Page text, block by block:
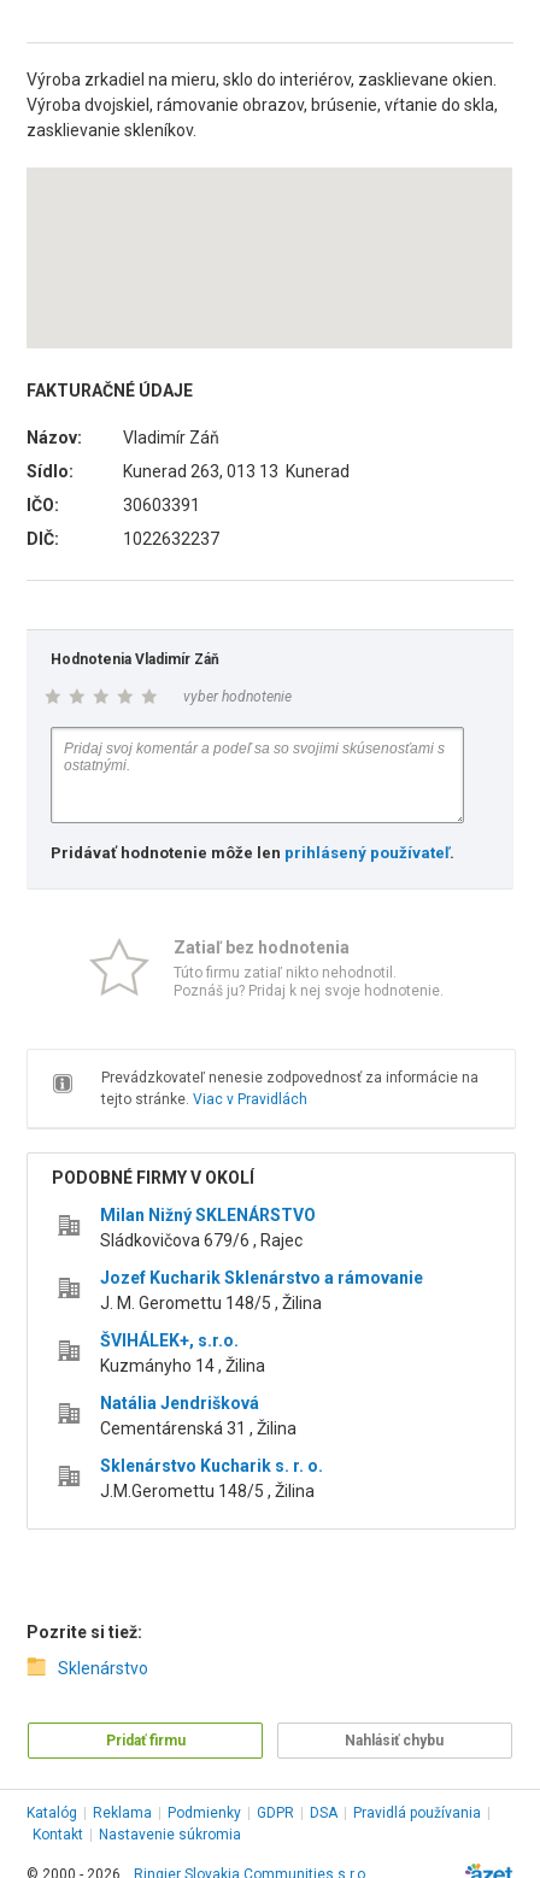
Výroba zrkadiel na mieru, sklo do interiérov, zasklievane okien.
Výroba dvojskiel, rámovanie obrazov, brúsenie, vŕtanie do skla,
zasklievanie skleníkov.
FAKTURAČNÉ ÚDAJE
Názov:
Vladimír Záň
Sídlo:
Kunerad 263, 013 13 Kunerad
IČO:
30603391
DIČ:
1022632237
Hodnotenia Vladimír Záň
vyber hodnotenie
Pridávať hodnotenie môže len prihlásený používateľ.
Zatiaľ bez hodnotenia
Túto firmu zatiaľ nikto nehodnotil.
Poznáš ju? Pridaj k nej svoje hodnotenie.
Prevádzkovateľ nenesie zodpovednosť za informácie na
tejto stránke. Viac v Pravidlách
PODOBNÉ FIRMY V OKOLÍ
Milan Nižný SKLENÁRSTVO
Sládkovičova 679/6 , Rajec
Jozef Kucharik Sklenárstvo a rámovanie
J. M. Geromettu 148/5 , Žilina
ŠVIHÁLEK+, s.r.o.
Kuzmányho 14 , Žilina
Natália Jendrišková
Cementárenská 31 , Žilina
Sklenárstvo Kucharik s. r. o.
J.M.Geromettu 148/5 , Žilina
Pozrite si tiež:
Sklenárstvo
Pridať firmu Nahlásiť chybu
Katalóg Reklama Podmienky GDPR DSA Pravidlá používania
Kontakt
Nastavenie súkromia
© 2000 - 2026, Ringier Slovakia Communities s.r.o.